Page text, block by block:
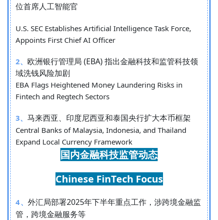
位首席人工智能官
U.S. SEC Establishes Artificial Intelligence Task Force,
Appoints First Chief AI Officer
2、 欧洲银行管理局 (EBA) 指出金融科技和监管科技领
域洗钱风险加剧
EBA Flags Heightened Money Laundering Risks in
Fintech and Regtech Sectors
3、 马来西亚、印度尼西亚和泰国央行扩大本币框架
Central Banks of Malaysia, Indonesia, and Thailand
Expand Local Currency Framework
国内金融科技监管动态
Chinese FinTech Focus
4、外汇局部署2025年下半年重点工作，涉跨境金融监
管，跨境金融服务等